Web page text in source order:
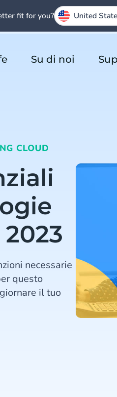
Su di noi
CLOUD
necessarie
questo
il tuo
fit for you? United